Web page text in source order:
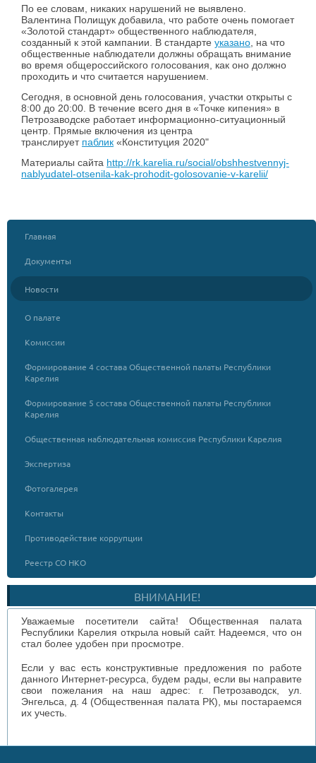
По ее словам, никаких нарушений не выявлено.
Валентина Полищук добавила, что работе очень помогает
«Золотой стандарт» общественного наблюдателя,
созданный к этой кампании. В стандарте указано , на что
общественные наблюдатели должны обращать внимание
во время общероссийского голосования, как оно должно
проходить и что считается нарушением.
Сегодня, в основной день голосования, участки открыты с
8:00 до 20:00. В течение всего дня в «Точке кипения» в
Петрозаводске работает информационно-ситуационный
центр. Прямые включения из центра
транслирует паблик «Конституция 2020"
Материалы сайта http://rk.karelia.ru/social/obshhestvennyj-
nablyudatel-otsenila-kak-prohodit-golosovanie-v-karelii/
Главная
Документы
Новости
О палате
Комиссии
Формирование 4 состава Общественной палаты Республики
Карелия
Формирование 5 состава Общественной палаты Республики
Карелия
Общественная наблюдательная комиссия Республики Карелия
Экспертиза
Фотогалерея
Контакты
Противодействие коррупции
Реестр СО НКО
ВНИМАНИЕ!
Уважаемые посетители сайта! Общественная палата
Республики Карелия открыла новый сайт. Надеемся, что он
стал более удобен при просмотре.
Если у вас есть конструктивные предложения по работе
данного Интернет-ресурса, будем рады, если вы направите
свои пожелания на наш адрес: г. Петрозаводск, ул.
Энгельса, д. 4 (Общественная палата РК), мы постараемся
их учесть.